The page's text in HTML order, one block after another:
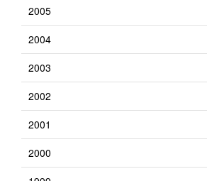
2005
2004
2003
2002
2001
2000